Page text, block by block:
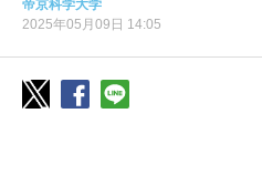
帝京科学大学
2025年05月09日 14:05